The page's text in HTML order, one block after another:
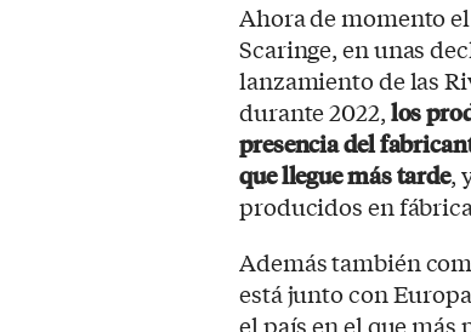
Ahora de momento
Scaringe, en unas
lanzamiento de las
durante 2022,los
presencia del
que llegue más tarde,
producidos en
Además también
está junto con
el país en el que más